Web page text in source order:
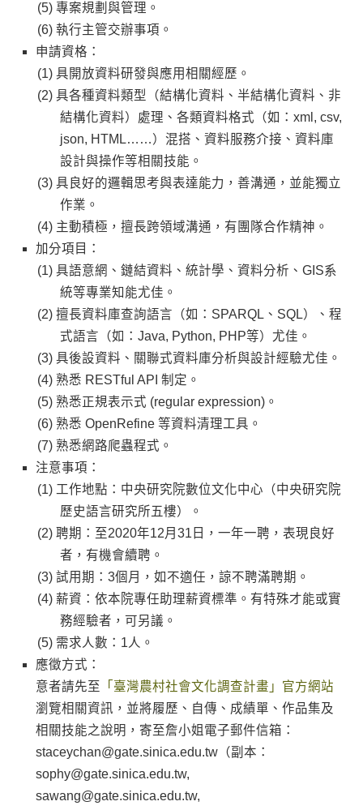
專案規劃與管理。
執行主管交辦事項。
申請資格：
具開放資料研發與應用相關經歷。
具各種資料類型（結構化資料、半結構化資料、非
結構化資料）處理、各類資料格式（如：xml, csv,
json, HTML……）混搭、資料服務介接、資料庫
設計與操作等相關技能。
具良好的邏輯思考與表達能力，善溝通，並能獨立
作業。
主動積極，擅長跨領域溝通，有團隊合作精神。
加分項目：
具語意網、鏈結資料、統計學、資料分析、GIS系
統等專業知能尤佳。
擅長資料庫查詢語言（如：SPARQL、SQL）、程
式語言（如：Java, Python, PHP等）尤佳。
具後設資料、關聯式資料庫分析與設計經驗尤佳。
熟悉 RESTful API 制定。
熟悉正規表示式 (regular expression)。
熟悉 OpenRefine 等資料清理工具。
熟悉網路爬蟲程式。
注意事項：
工作地點：中央研究院數位文化中心（中央研究院
歷史語言研究所五樓）。
聘期：至2020年12月31日，一年一聘，表現良好
者，有機會續聘。
試用期：3個月，如不適任，諒不聘滿聘期。
薪資：依本院專任助理薪資標準。有特殊才能或實
務經驗者，可另議。
需求人數：1人。
應徵方式：
意者請先至
「臺灣農村社會文化調查計畫」官方網站
瀏覽相關資訊，並將履歷、自傳、成績單、作品集及
相關技能之說明，寄至詹小姐電子郵件信箱：
staceychan@gate.sinica.edu.tw（副本：
sophy@gate.sinica.edu.tw,
sawang@gate.sinica.edu.tw,